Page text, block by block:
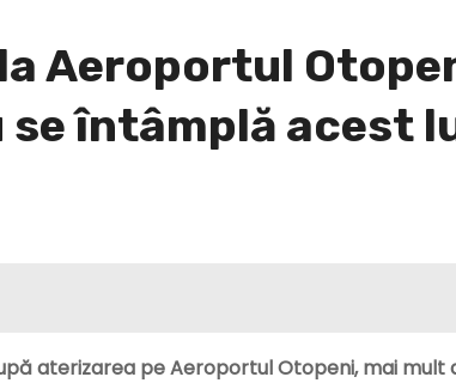
Aeroportul
întâmplă acest
aterizarea pe Aeroportul Otopeni, mai mult